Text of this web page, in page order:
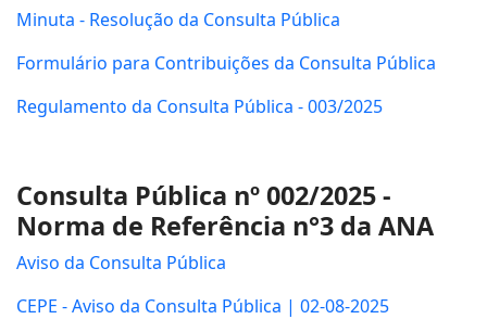
Minuta - Resolução da Consulta Pública
Formulário para Contribuições da Consulta Pública
Regulamento da Consulta Pública - 003/2025
Consulta Pública nº 002/2025 -
Norma de Referência n°3 da ANA
Aviso da Consulta Pública
CEPE - Aviso da Consulta Pública | 02-08-2025